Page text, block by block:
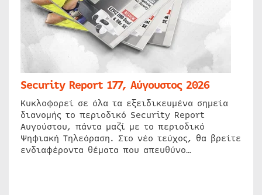
Security Report 177, Αύγουστος 2026
Κυκλοφορεί σε όλα τα εξειδικευμένα σημεία
διανομής το περιοδικό Security Report
Αυγούστου, πάντα μαζί με το περιοδικό
Ψηφιακή Τηλεόραση. Στο νέο τεύχος, θα βρείτε
ενδιαφέροντα θέματα που απευθύνο…